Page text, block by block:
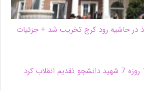
در حاشیه‌ رود کرج تخریب شد + جزئیات